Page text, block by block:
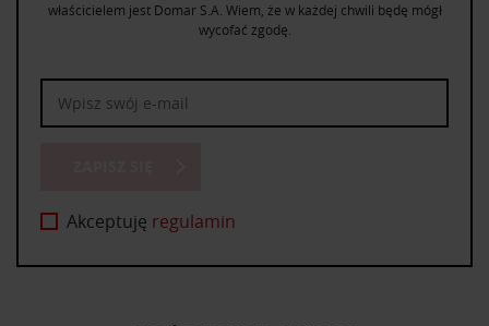
właścicielem jest Domar S.A. Wiem, że w każdej chwili będę mógł
wycofać zgodę.
Akceptuję regulamin